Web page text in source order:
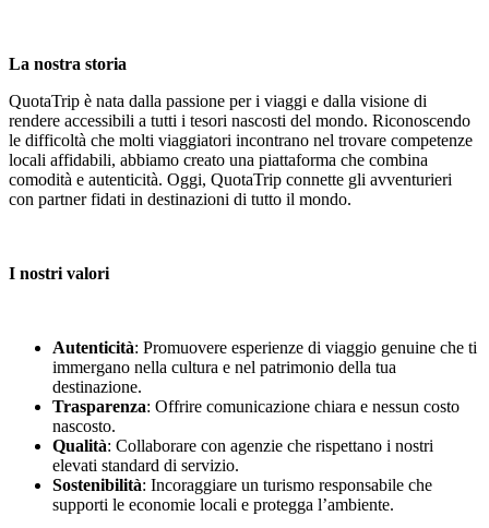
La nostra storia
QuotaTrip è nata dalla passione per i viaggi e dalla visione di
rendere accessibili a tutti i tesori nascosti del mondo. Riconoscendo
le difficoltà che molti viaggiatori incontrano nel trovare competenze
locali affidabili, abbiamo creato una piattaforma che combina
comodità e autenticità. Oggi, QuotaTrip connette gli avventurieri
con partner fidati in destinazioni di tutto il mondo.
I nostri valori
Autenticità: Promuovere esperienze di viaggio genuine che ti
immergano nella cultura e nel patrimonio della tua
destinazione.
Trasparenza: Offrire comunicazione chiara e nessun costo
nascosto.
Qualità: Collaborare con agenzie che rispettano i nostri
elevati standard di servizio.
Sostenibilità: Incoraggiare un turismo responsabile che
supporti le economie locali e protegga l’ambiente.